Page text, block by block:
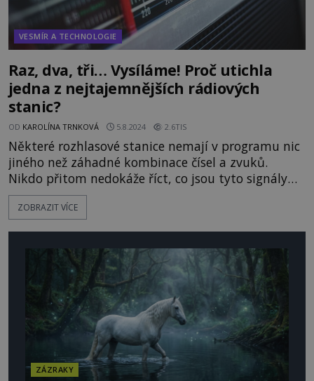
VESMÍR A TECHNOLOGIE
Raz, dva, tři… Vysíláme! Proč utichla
jedna z nejtajemnějších rádiových
stanic?
OD KAROLÍNA TRNKOVÁ 5.8.2024 2.6TIS
Některé rozhlasové stanice nemají v programu nic
jiného než záhadné kombinace čísel a zvuků.
Nikdo přitom nedokáže říct, co jsou tyto signály
zač. Jde snad o varování pro špiony? Nebo se jedná
o informování pašeráků drog? Ať už je pravda
okolností - jako třeba stanice Lincolnshirský
pytlák! [gallery si
ZOBRAZIT VÍCE
ZÁZRAKY